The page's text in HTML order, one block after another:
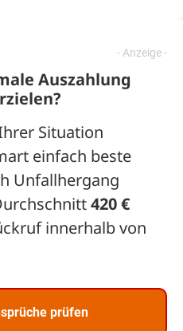
Auszahlung
Situation
einfach beste
Unfallhergang
420 €
innerhalb von
prüfen